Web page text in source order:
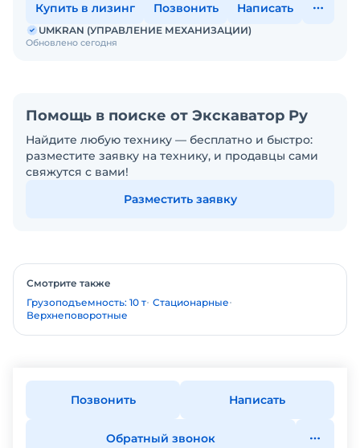
Купить в лизинг Позвонить Написать
Обновлено сегодня
UMKRAN (УПРАВЛЕНИЕ МЕХАНИЗАЦИИ)
Помощь в поиске от Экскаватор Ру
Найдите любую технику — бесплатно и быстро:
разместите заявку на технику, и продавцы сами
свяжутся с вами!
Разместить заявку
Смотрите также
Грузоподъемность: 10 т Стационарные
Верхнеповоротные
Позвонить Написать
Обратный звонок